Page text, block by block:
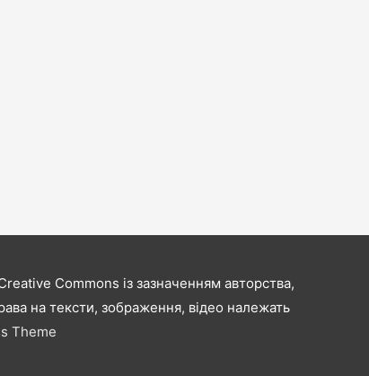
Commons із зазначенням авторства,
на тексти, зображення, відео належать
Theme